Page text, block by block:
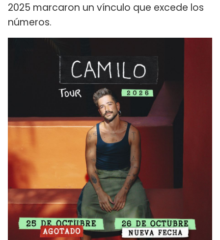
2025 marcaron un vínculo que excede los
números.